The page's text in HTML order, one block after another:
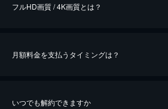
※40％ポイント還元の対象は、クレジットカード決済に
iOSアプリのUコイン決済による作品の購入 / レンタル
フルHD画質 / 4K画質とは？
月額料金を支払うタイミングは？
いつでも解約できますか